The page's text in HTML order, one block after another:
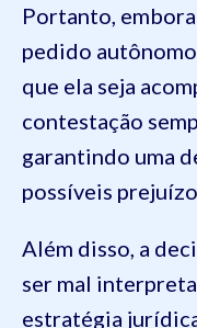
Portanto,
pedido
que ela seja
contestação
garantindo uma
possíveis
Além disso, a
ser mal
estratégia